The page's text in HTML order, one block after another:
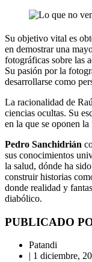
Su objetivo vital es
en demostrar una
fotográficas sobre las
Su pasión por la
desarrollarse como
La racionalidad de
ciencias ocultas. Su
en la que se oponen
Pedro Sanchidrián
sus conocimientos
la salud, dónde ha
construir historias
donde realidad y
diabólico.
PUBLICADO
Patandi
| 1 diciembre,